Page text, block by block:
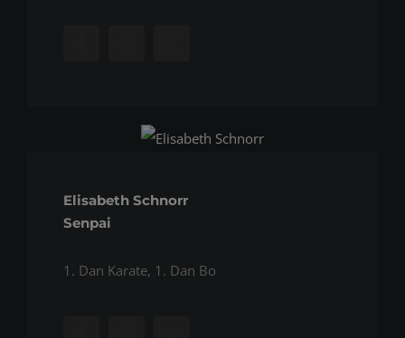
Elisabeth Schnorr
Senpai
1. Dan Karate, 1. Dan Bo